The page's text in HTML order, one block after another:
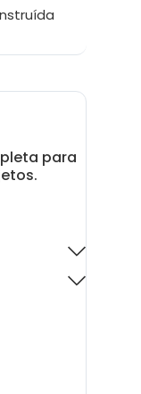
para